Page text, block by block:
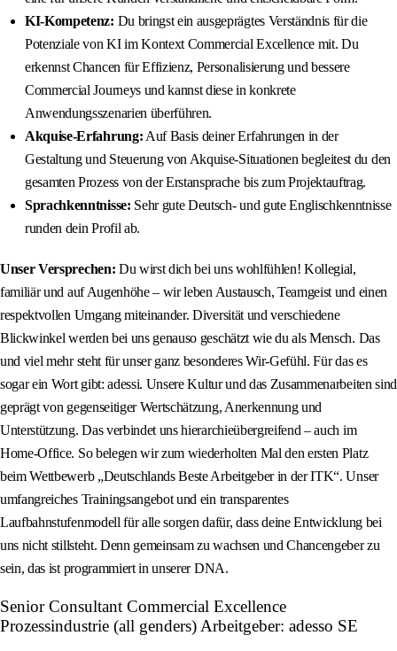
KI-Kompetenz: Du bringst ein ausgeprägtes Verständnis für die
Potenziale von KI im Kontext Commercial Excellence mit. Du
erkennst Chancen für Effizienz, Personalisierung und bessere
Commercial Journeys und kannst diese in konkrete
Anwendungsszenarien überführen.
Akquise‑Erfahrung: Auf Basis deiner Erfahrungen in der
Gestaltung und Steuerung von Akquise‑Situationen begleitest du den
gesamten Prozess von der Erstansprache bis zum Projektauftrag.
Sprachkenntnisse: Sehr gute Deutsch- und gute Englischkenntnisse
runden dein Profil ab.
Unser Versprechen: Du wirst dich bei uns wohlfühlen! Kollegial,
familiär und auf Augenhöhe – wir leben Austausch, Teamgeist und einen
respektvollen Umgang miteinander. Diversität und verschiedene
Blickwinkel werden bei uns genauso geschätzt wie du als Mensch. Das
und viel mehr steht für unser ganz besonderes Wir‑Gefühl. Für das es
sogar ein Wort gibt: adessi. Unsere Kultur und das Zusammenarbeiten sind
geprägt von gegenseitiger Wertschätzung, Anerkennung und
Unterstützung. Das verbindet uns hierarchieübergreifend – auch im
Home‑Office. So belegen wir zum wiederholten Mal den ersten Platz
beim Wettbewerb „Deutschlands Beste Arbeitgeber in der ITK“. Unser
umfangreiches Trainingsangebot und ein transparentes
Laufbahnstufenmodell für alle sorgen dafür, dass deine Entwicklung bei
uns nicht stillsteht. Denn gemeinsam zu wachsen und Chancengeber zu
sein, das ist programmiert in unserer DNA.
Senior Consultant Commercial Excellence
Prozessindustrie (all genders) Arbeitgeber: adesso SE